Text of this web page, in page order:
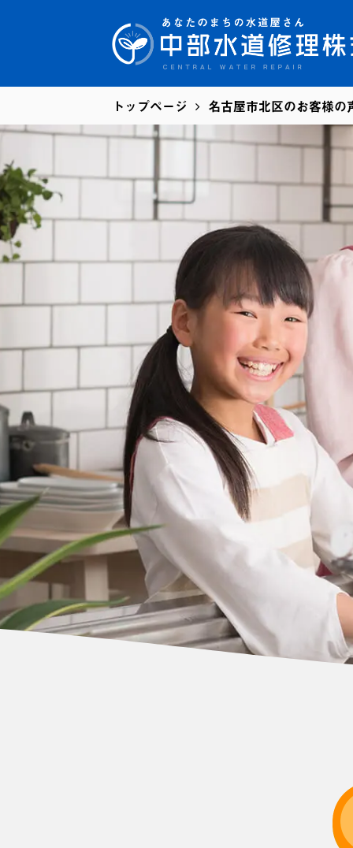
トップページ 名古屋市北区のお客様の